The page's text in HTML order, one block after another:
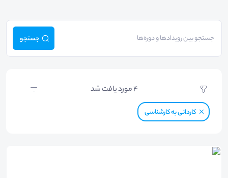
جستجو
4مورد یافت شد
کاردانی به کارشناسی